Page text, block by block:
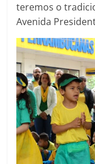
teremos o
Avenida